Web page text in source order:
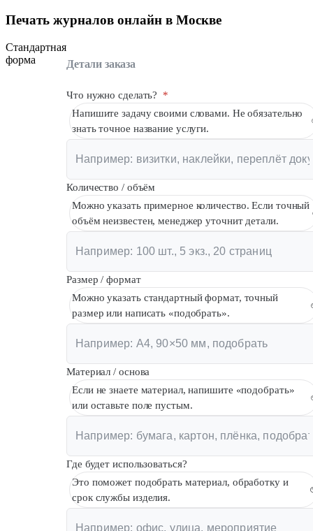
Печать журналов онлайн в Москве
Стандартная
форма
Детали заказа
Что нужно сделать?
*
Напишите задачу своими словами. Не обязательно
знать точное название услуги.
Количество / объём
Можно указать примерное количество. Если точный
объём неизвестен, менеджер уточнит детали.
Размер / формат
Можно указать стандартный формат, точный
размер или написать «подобрать».
Материал / основа
Если не знаете материал, напишите «подобрать»
или оставьте поле пустым.
Где будет использоваться?
Это поможет подобрать материал, обработку и
срок службы изделия.